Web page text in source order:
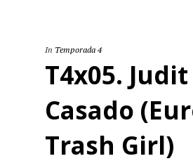
In Temporada 4
T4x05. Judit
Casado
Trash Girl)